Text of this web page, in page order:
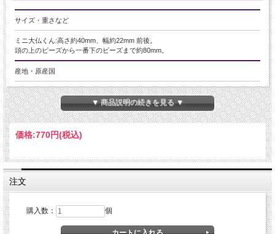
サイズ・重さなど
ミニ大仏くん:高さ約40mm、幅約22mm 前後。
頭の上のビーズから一番下のビーズまで約80mm。
産地・原産国
-
グレードなど
-
木彫り ミニ大仏くん ストラップ
商品説明
直輸入商品の為、激安で頑張ります。
阿弥陀如来 ミニ大仏くん 木彫り 坐像（ざぞう）仏様 ストラップ
▼ 商品説明の続きを見る ▼
価格:770円(税込)
注文
購入数： 個